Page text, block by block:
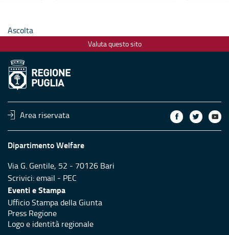
Ascolta
Valuta questo sito
Area riservata
Dipartimento Welfare
Via G. Gentile, 52 - 70126 Bari
Scrivici:email - PEC
Eventi e Stampa
Ufficio Stampa della Giunta
Press Regione
Logo e identità regionale